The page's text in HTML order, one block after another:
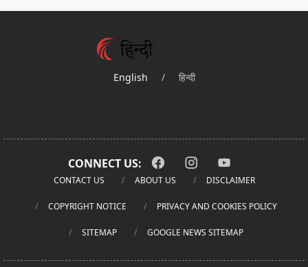
English / हिन्दी
CONNECT US:
CONTACT US ABOUT US DISCLAIMER
COPYRIGHT NOTICE PRIVACY AND COOKIES POLICY
SITEMAP GOOGLE NEWS SITEMAP